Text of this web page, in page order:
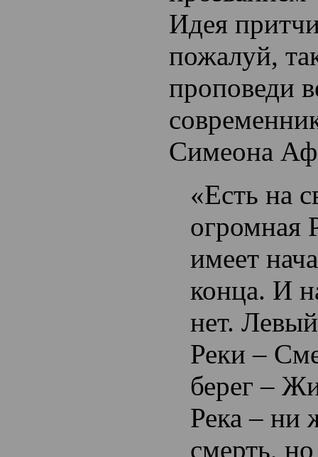
Идея
пожалуй,
проповеди
Симеона
«Есть на
огромная
имеет
конца. И
нет.
Реки –
берег –
Река – ни
смерть,